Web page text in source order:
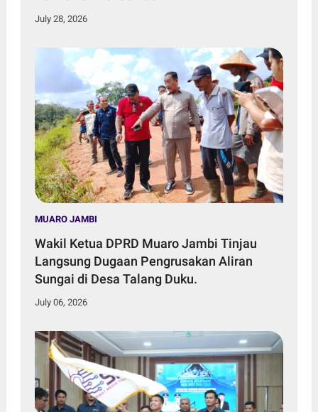
July 28, 2026
MUARO JAMBI
Wakil Ketua DPRD Muaro Jambi Tinjau
Langsung Dugaan Pengrusakan Aliran
Sungai di Desa Talang Duku.
July 06, 2026